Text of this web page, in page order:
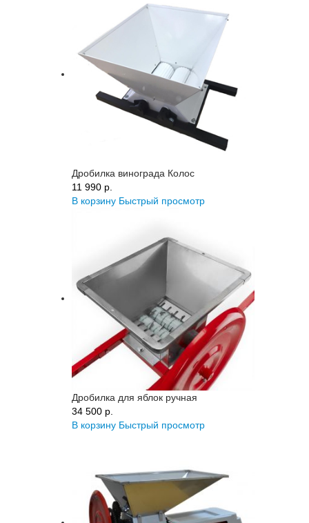
Дробилка винограда Колос
11 990 p.
В корзину Быстрый просмотр
Дробилка для яблок ручная
34 500 p.
В корзину Быстрый просмотр